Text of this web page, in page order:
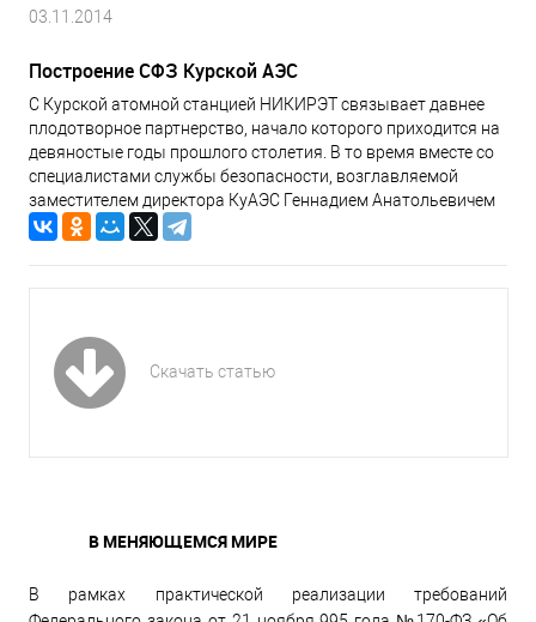
03.11.2014
Построение СФЗ Курской АЭС
С Курской атомной станцией НИКИРЭТ связывает давнее
плодотворное партнерство, начало которого приходится на
девяностые годы прошлого столетия. В то время вместе со
специалистами службы безопасности, возглавляемой
заместителем директора КуАЭС Геннадием Анатольевичем
Звегинцевым, сотрудники НИКИРЭТ приступили к созданию
проекта, представлявшим НИКИРЭТ, был Вячеслав
Скачать статью
В МЕНЯЮЩЕМСЯ МИРЕ
В рамках практической реализации требований